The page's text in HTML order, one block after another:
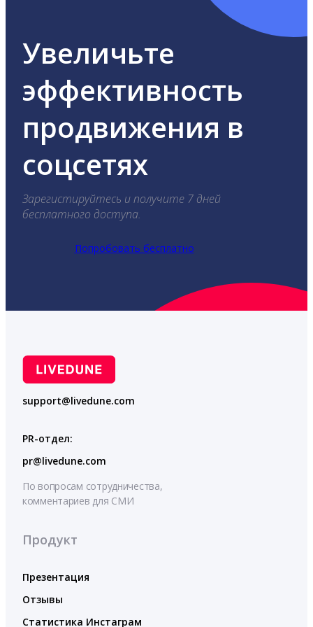
Увеличьте
эффективность
продвижения в
соцсетях
Зарегистируйтесь и получите 7 дней
бесплатного доступа.
Попробовать бесплатно
support@livedune.com
PR-отдел:
pr@livedune.com
По вопросам сотрудничества,
комментариев для СМИ
Продукт
Презентация
Отзывы
Статистика Инстаграм